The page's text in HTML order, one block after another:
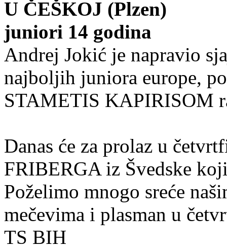
U ČEŠKOJ (Plzen)
juniori 14 godina
Andrej Jokić je napravio
najboljih juniora europe,
STAMETIS KAPIRISOM
Danas će za prolaz u
FRIBERGA iz Švedske
Poželimo mnogo sreće
mečevima i plasman u
TS BIH